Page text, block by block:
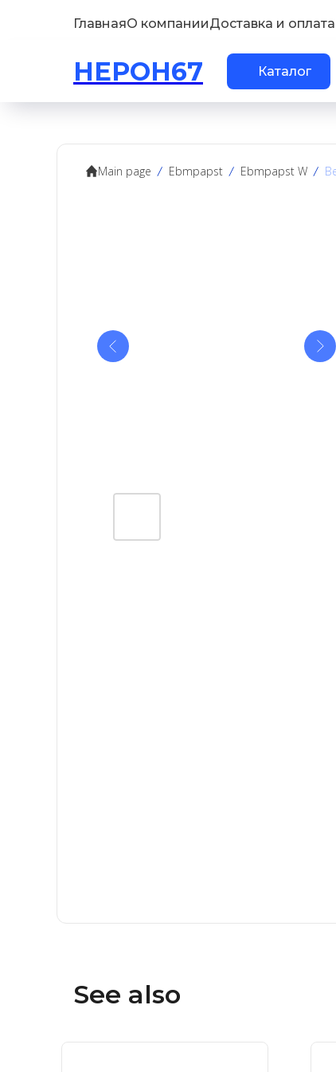
ГлавнаяО компанииДоставка и оплата
НЕРОН67 Каталог
Main page Ebmpapst Ebmpapst W
See also